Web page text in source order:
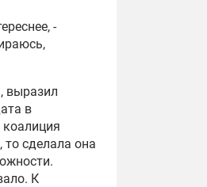
-
выразил
в
то сделала она
К